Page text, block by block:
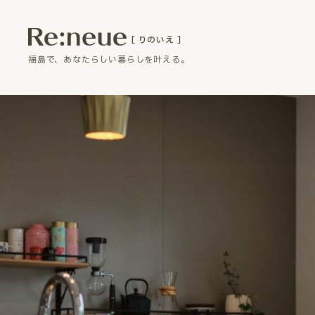
［ りのいえ ］
福島で、あなたらしい暮らしを叶える。